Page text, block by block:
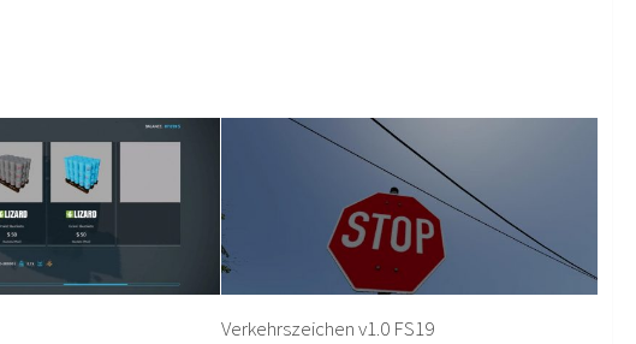
Verkehrszeichen v1.0 FS19